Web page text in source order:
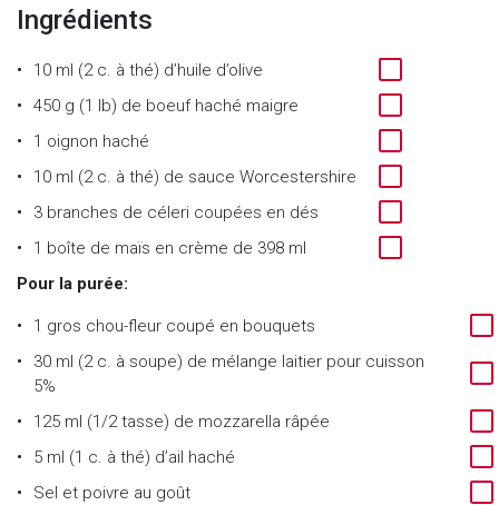
Ingrédients
10 ml (2 c. à thé) d’huile d’olive
450 g (1 lb) de boeuf haché maigre
1 oignon haché
10 ml (2 c. à thé) de sauce Worcestershire
3 branches de céleri coupées en dés
1 boîte de maïs en crème de 398 ml
Pour la purée:
1 gros chou-fleur coupé en bouquets
30 ml (2 c. à soupe) de mélange laitier pour cuisson
5%
125 ml (1/2 tasse) de mozzarella râpée
5 ml (1 c. à thé) d’ail haché
Sel et poivre au goût